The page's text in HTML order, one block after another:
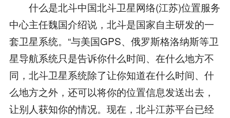
什么是北斗中国北斗卫星网络(江苏)位置服务
中心主任魏国介绍说，北斗是国家自主研发的一
套卫星系统。“与美国GPS、俄罗斯格洛纳斯等卫
星导航系统只是告诉你什么时间、在什么地方不
同，北斗卫星系统除了让你知道在什么时间、什
么地方之外，还可以将你的位置信息发送出去，
让别人获知你的情况。现在，北斗江苏平台已经